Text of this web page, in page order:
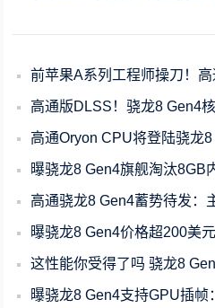
前苹果A系列工程师操刀！高通骁龙8
高通版DLSS！骁龙8 Gen4核心大招曝
高通Oryon CPU将登陆骁龙8
曝骁龙8 Gen4旗舰淘汰8GB内存：3999元
高通骁龙8 Gen4蓄势待发：主频突破
曝骁龙8 Gen4价格超200美元：手机
这性能你受得了吗 骁龙8 Gen3领先版
曝骁龙8 Gen4支持GPU插帧：游